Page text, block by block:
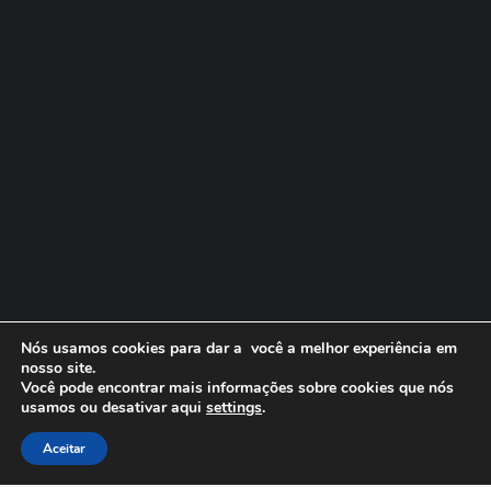
Nós usamos cookies para dar a você a melhor experiência em
nosso site.
Você pode encontrar mais informações sobre cookies que nós
usamos ou desativar aqui settings.
Aceitar